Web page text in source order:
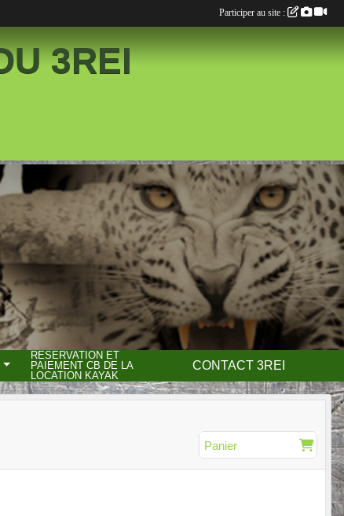
3REI
RESERVATION ET
PAIEMENT CB DE LA
LOCATION KAYAK
CONTACT 3REI
Panier
Participer au site :